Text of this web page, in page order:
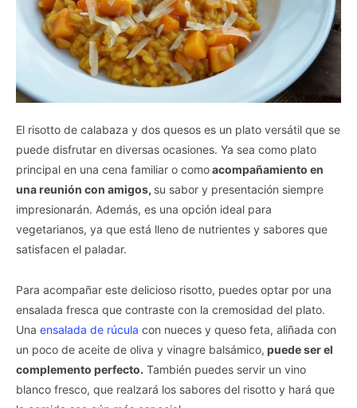
I want to opt-out of the Sale of my
Personal Data.
Opted In
I want to opt-out of processing my
Personal Data for Targeted Advertising.
Opted In
I want to opt-out of Collection, Use,
Retention, Sale, and/or Sharing of my
Personal Data that Is Unrelated with the
Purposes for which it was collected.
CONFIRM
El risotto de calabaza y dos quesos es un plato versátil que se
puede disfrutar en diversas ocasiones. Ya sea como plato
principal en una cena familiar o comoacompañamiento en
una reunión con amigos, su sabor y presentación siempre
impresionarán. Además, es una opción ideal para
vegetarianos, ya que está lleno de nutrientes y sabores que
satisfacen el paladar.
Para acompañar este delicioso risotto, puedes optar por una
ensalada fresca que contraste con la cremosidad del plato.
Una ensalada de rúcula con nueces y queso feta, aliñada con
un poco de aceite de oliva y vinagre balsámico, puede ser el
complemento perfecto. También puedes servir un vino
blanco fresco, que realzará los sabores del risotto y hará que